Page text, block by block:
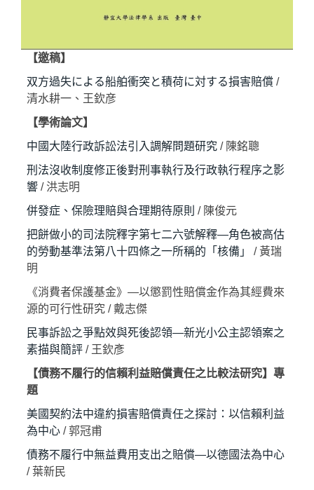
【邀稿】
双方過失による船舶衝突と積荷に対する損害賠償 /
清水耕一、王欽彦
【學術論文】
中國大陸行政訴訟法引入調解問題研究 / 陳銘聰
刑法沒收制度修正後對刑事執行及行政執行程序之影
響 / 洪志明
併發症、保險理賠與合理期待原則 / 陳俊元
把餅做小的司法院釋字第七二六號解釋—角色被高估
的勞動基準法第八十四條之一所稱的「核備」
/ 黃瑞
明
《消費者保護基金》—以懲罰性賠償金作為其經費來
源的可行性研究 / 戴志傑
民事訴訟之爭點效與死後認領—新光小公主認領案之
素描與簡評 / 王欽彥
【債務不履行的信賴利益賠償責任之比較法研究】專
題
美國契約法中違約損害賠償責任之探討：以信賴利益
為中心 / 郭冠甫
債務不履行中無益費用支出之賠償—以德國法為中心
/ 葉新民